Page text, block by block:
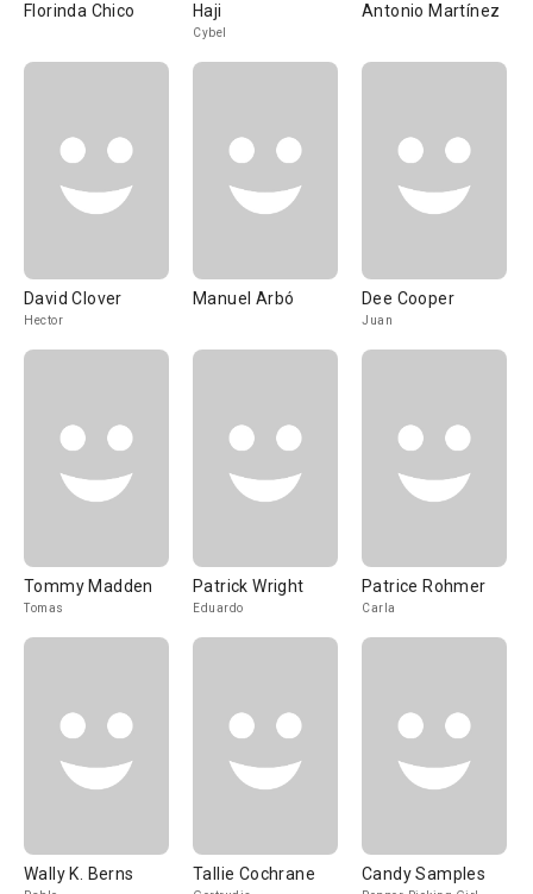
Florinda Chico Haji
Cybel
Antonio Martínez
David Clover
Hector
Manuel Arbó Dee Cooper
Juan
Tommy Madden
Tomas
Patrick Wright
Eduardo
Patrice Rohmer
Carla
Wally K. Berns Tallie Cochrane Candy Samples